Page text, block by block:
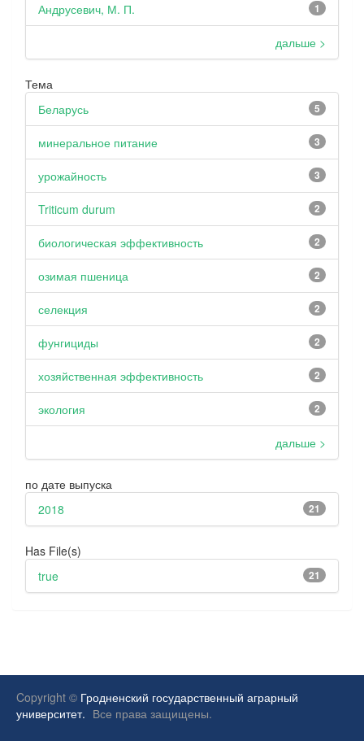
1
Андрусевич, М. П.
дальше >
Тема
5
Беларусь
3
минеральное питание
3
урожайность
2
Triticum durum
2
биологическая эффективность
2
озимая пшеница
2
селекция
2
фунгициды
2
хозяйственная эффективность
2
экология
дальше >
по дате выпуска
21
2018
Has File(s)
21
true
Copyright © Гродненский государственный аграрный
университет. Все права защищены.